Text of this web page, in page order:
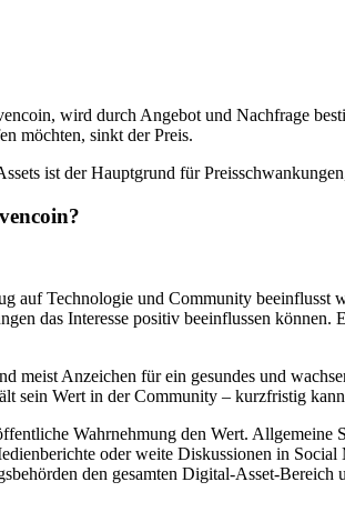
wird durch Angebot und Nachfrage
möchten, sinkt der Preis.
ist der Hauptgrund für
auf Technologie und Community
das Interesse positiv beeinflussen
meist Anzeichen für ein gesundes und
sein Wert in der Community – kurzfristig
Wahrnehmung den Wert.
oder weite Diskussionen in
den gesamten Digital-Asset-Bereich